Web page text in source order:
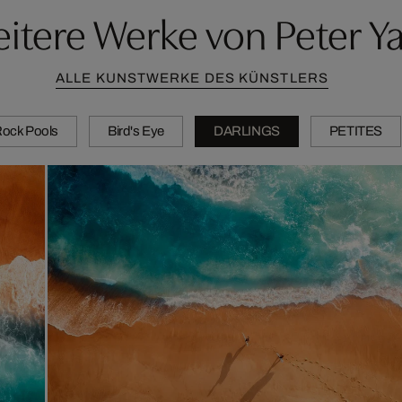
Werke von Peter
ALLE KUNSTWERKE DES KÜNSTLERS
Pools Bird's Eye DARLINGS PETITES